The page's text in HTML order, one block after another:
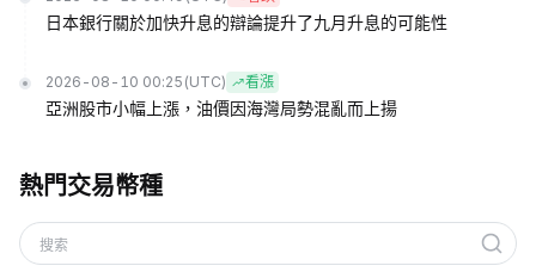
日本銀行關於加快升息的辯論提升了九月升息的可能性
2026-08-10 00:25 (UTC) 看漲
亞洲股市小幅上漲，油價因海灣局勢混亂而上揚
熱門交易幣種
搜索